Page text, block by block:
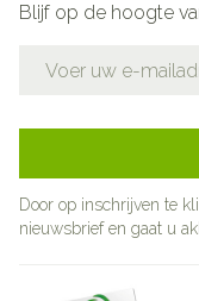
Blijf op de hoogte
Door op inschrijven te
nieuwsbrief en gaat u